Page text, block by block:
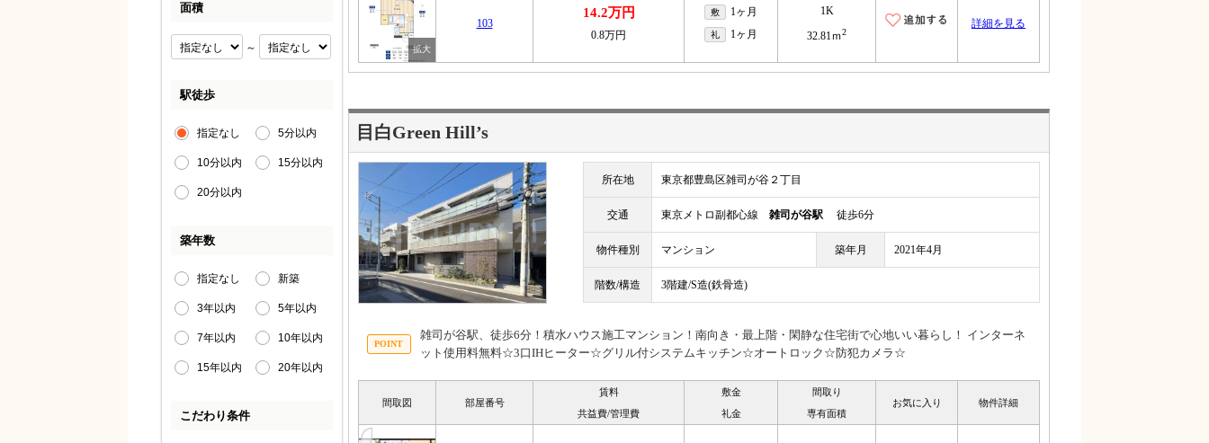
103
14.2万円
0.8万円
敷 1ヶ月
礼 1ヶ月
1K
32.81ｍ2
詳細を見る
目白Green Hill’s
所在地 東京都豊島区雑司が谷２丁目
交通 東京メトロ副都心線 雑司が谷駅 徒歩6分
物件種別 マンション 築年月 2021年4月
階数/構造 3階建/S造(鉄骨造)
雑司が谷駅、徒歩6分！積水ハウス施工マンション！南向き・最上階・閑静な住宅街で心地いい暮らし！ インターネ
ット使用料無料☆3口IHヒーター☆グリル付システムキッチン☆オートロック☆防犯カメラ☆
間取図 部屋番号
賃料
共益費/管理費
敷金
礼金
間取り
専有面積
お気に入り 物件詳細
面積
～
駅徒歩
指定なし 5分以内
10分以内 15分以内
20分以内
築年数
指定なし 新築
3年以内 5年以内
7年以内 10年以内
15年以内 20年以内
こだわり条件